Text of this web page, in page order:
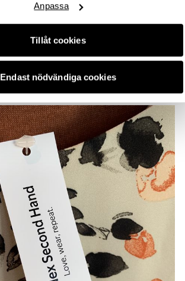
Tillåt cookies
Anpassa
Endast nödvändiga cookies